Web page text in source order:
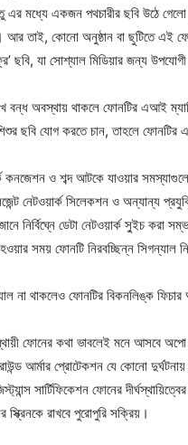
মধ্যে একজন পথচারীর ছবি উঠে
আর তাই, কোনো অনুষ্ঠান বা ছুটিতে এই
ছবি, যা সোশ্যাল মিডিয়ার জন্য
অবস্থায় থাকলে ফোনটির এআই
ছবি যোগ করতে চান, তাহলে ফোনটির
কনজেশন ও শব্দ আটকে যাওয়ার
নেটওয়ার্ক সিলেকশন ও
নির্বিঘ্নে ডেটা নেটওয়ার্ক সু্ইচ করা
সময় ফোনটি নিরবচ্ছিন্ন সিগন্যাল
না থাকলেও ফোনটির বিকনলিঙ্ক
ফোনের কথা ভাবলেই মনে আসবে
আর্মার প্রোটেকশন যে কোনো
সার্টিফিকেশন ফোনের
রাখবে পুরোপুরি সক্রিয়।